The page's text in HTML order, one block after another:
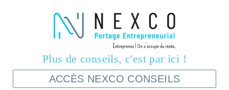
Plus de conseils, c'est par ici !
ACCÈS NEXCO CONSEILS